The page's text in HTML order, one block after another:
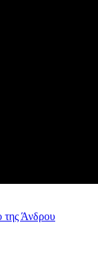
Άνδρου